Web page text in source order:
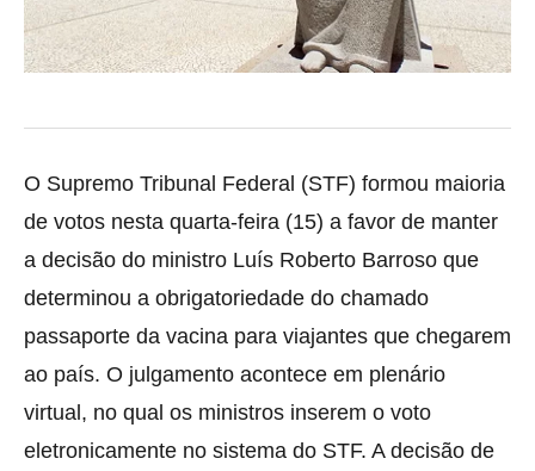
O Supremo Tribunal Federal (STF) formou maioria
de votos nesta quarta-feira (15) a favor de manter
a decisão do ministro Luís Roberto Barroso que
determinou a obrigatoriedade do chamado
passaporte da vacina para viajantes que chegarem
ao país. O julgamento acontece em plenário
virtual, no qual os ministros inserem o voto
eletronicamente no sistema do STF. A decisão de